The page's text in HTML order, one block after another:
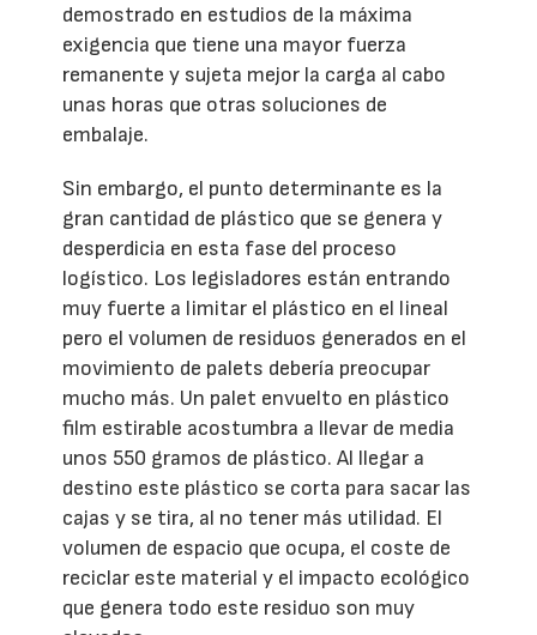
demostrado en estudios de la máxima
exigencia que tiene una mayor fuerza
remanente y sujeta mejor la carga al cabo
unas horas que otras soluciones de
embalaje.
Sin embargo, el punto determinante es la
gran cantidad de plástico que se genera y
desperdicia en esta fase del proceso
logístico. Los legisladores están entrando
muy fuerte a limitar el plástico en el lineal
pero el volumen de residuos generados en el
movimiento de palets debería preocupar
mucho más. Un palet envuelto en plástico
film estirable acostumbra a llevar de media
unos 550 gramos de plástico. Al llegar a
destino este plástico se corta para sacar las
cajas y se tira, al no tener más utilidad. El
volumen de espacio que ocupa, el coste de
reciclar este material y el impacto ecológico
que genera todo este residuo son muy